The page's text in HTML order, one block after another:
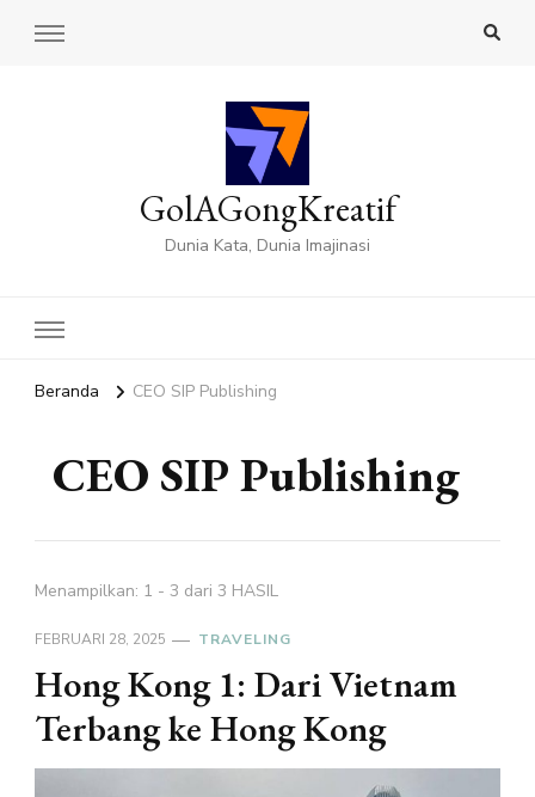
GolAGongKreatif
Dunia Kata, Dunia Imajinasi
Beranda CEO SIP Publishing
CEO SIP Publishing
Menampilkan: 1 - 3 dari 3 HASIL
FEBRUARI 28, 2025 TRAVELING
Hong Kong 1: Dari Vietnam
Terbang ke Hong Kong